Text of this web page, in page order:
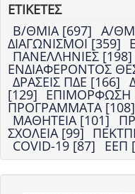
ΕΤΙΚΕΤΕΣ
Β/ΘΜΙΑ [697] Α/
ΔΙΑΓΩΝΙΣΜΟΙ [359]
ΠΑΝΕΛΛΗΝΙΕΣ [198]
ΕΝΔΙΑΦΕΡΟΝΤΟΣ
ΔΡΑΣΕΙΣ ΠΔΕ [166]
[129] ΕΠΙΜΟΡΦΩΣΗ
ΠΡΟΓΡΑΜΜΑΤΑ
ΜΑΘΗΤΕΙΑ [101]
ΣΧΟΛΕΙΑ [99]
COVID-19 [87] ΕΕΠ